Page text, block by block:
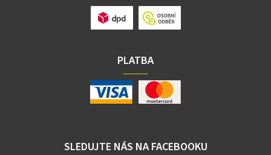
PLATBA
SLEDUJTE NÁS NA FACEBOOKU